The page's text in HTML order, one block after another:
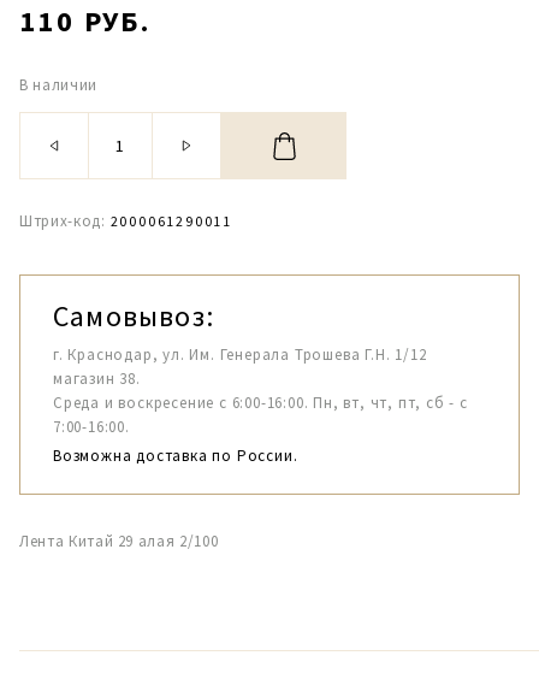
110 РУБ.
В наличии
Штрих-код: 2000061290011
Самовывоз:
г. Краснодар, ул. Им. Генерала Трошева Г.Н. 1/12
магазин 38.
Среда и воскресение с 6:00-16:00. Пн, вт, чт, пт, сб - с
7:00-16:00.
Возможна доставка по России.
Лента Китай 29 алая 2/100